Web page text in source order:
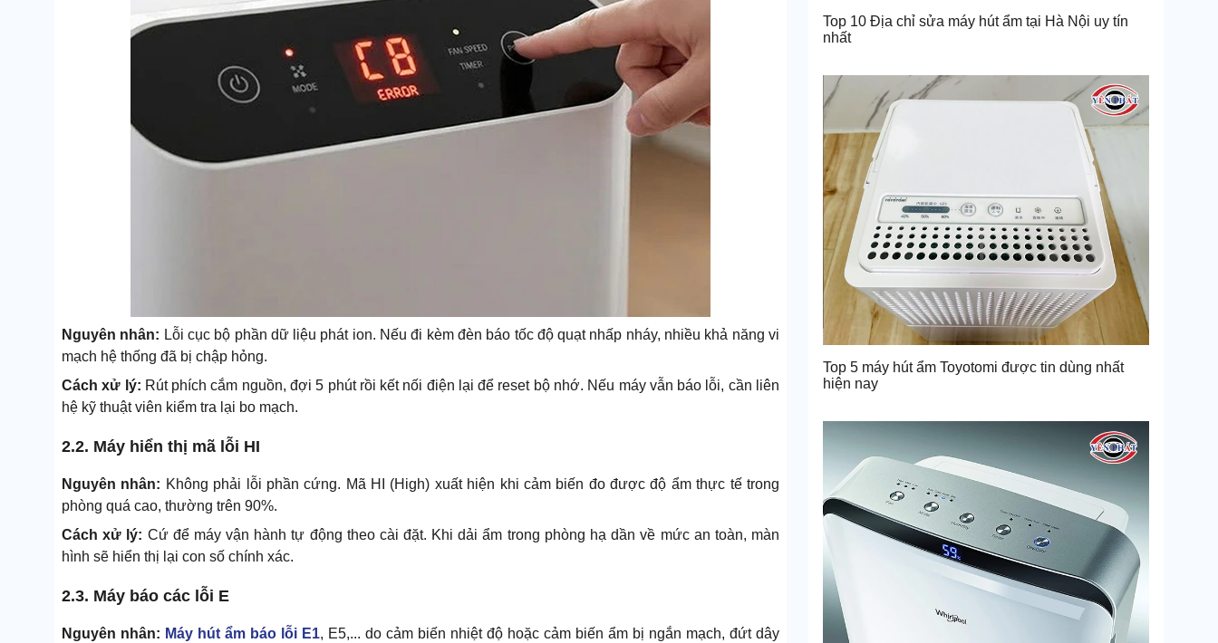
Nguyên nhân: Lỗi cục bộ phần dữ liệu phát ion. Nếu đi kèm đèn báo tốc độ quạt nhấp nháy, nhiều khả năng vi
mạch hệ thống đã bị chập hỏng.
Cách xử lý: Rút phích cắm nguồn, đợi 5 phút rồi kết nối điện lại để reset bộ nhớ. Nếu máy vẫn báo lỗi, cần liên
hệ kỹ thuật viên kiểm tra lại bo mạch.
2.2. Máy hiển thị mã lỗi HI
Nguyên nhân: Không phải lỗi phần cứng. Mã HI (High) xuất hiện khi cảm biến đo được độ ẩm thực tế trong
phòng quá cao, thường trên 90%.
Cách xử lý: Cứ để máy vận hành tự động theo cài đặt. Khi dải ẩm trong phòng hạ dần về mức an toàn, màn
hình sẽ hiển thị lại con số chính xác.
2.3. Máy báo các lỗi E
Nguyên nhân: Máy hút ẩm báo lỗi E1, E5,... do cảm biến nhiệt độ hoặc cảm biến ẩm bị ngắn mạch, đứt dây
Top 10 Địa chỉ sửa máy hút ẩm tại Hà Nội uy tín
nhất
Top 5 máy hút ẩm Toyotomi được tin dùng nhất
hiện nay